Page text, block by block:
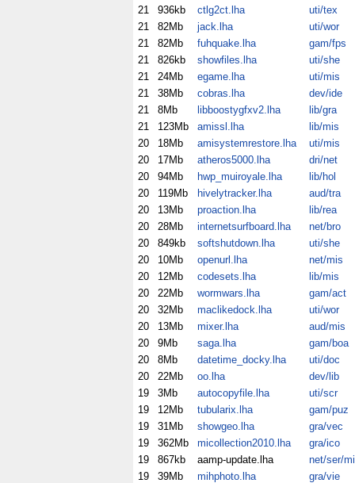
21
936kb ctlg2ct.lha
uti/tex
21
82Mb jack.lha
uti/wor
21
82Mb fuhquake.lha
gam/fps
21
826kb showfiles.lha
uti/she
21
24Mb egame.lha
uti/mis
21
38Mb cobras.lha
dev/ide
21
8Mb libboostygfxv2.lha
lib/gra
21
123Mb amissl.lha
lib/mis
20
18Mb amisystemrestore.lha
uti/mis
20
17Mb atheros5000.lha
dri/net
20
94Mb hwp_muiroyale.lha
lib/hol
20
119Mb hivelytracker.lha
aud/tra
20
13Mb proaction.lha
lib/rea
20
28Mb internetsurfboard.lha
net/bro
20
849kb softshutdown.lha
uti/she
20
10Mb openurl.lha
net/mis
20
12Mb codesets.lha
lib/mis
20
22Mb wormwars.lha
gam/act
20
32Mb maclikedock.lha
uti/wor
20
13Mb mixer.lha
aud/mis
20
9Mb saga.lha
gam/boa
20
8Mb datetime_docky.lha
uti/doc
20
22Mb oo.lha
dev/lib
19
3Mb autocopyfile.lha
uti/scr
19
12Mb tubularix.lha
gam/puz
19
31Mb showgeo.lha
gra/vec
19
362Mb micollection2010.lha
gra/ico
19
867kb aamp-update.lha
net/ser/
19
39Mb mihphoto.lha gra/vie